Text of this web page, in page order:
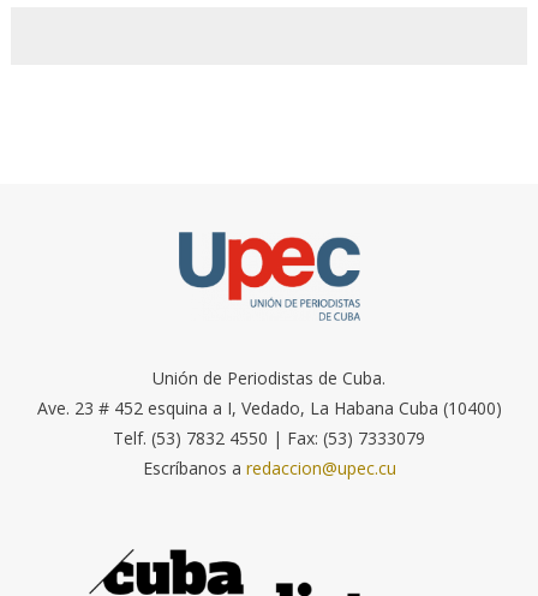
Unión de Periodistas de Cuba.
Ave. 23 # 452 esquina a I, Vedado, La Habana Cuba (10400)
Telf. (53) 7832 4550 | Fax: (53) 7333079
Escríbanos a redaccion@upec.cu